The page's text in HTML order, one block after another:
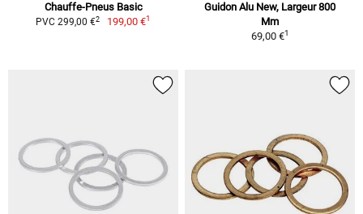
Chauffe-Pneus Basic
PVC 299,00 €2 199,00 €1
Guidon Alu New, Largeur 800
Mm
69,00 €1